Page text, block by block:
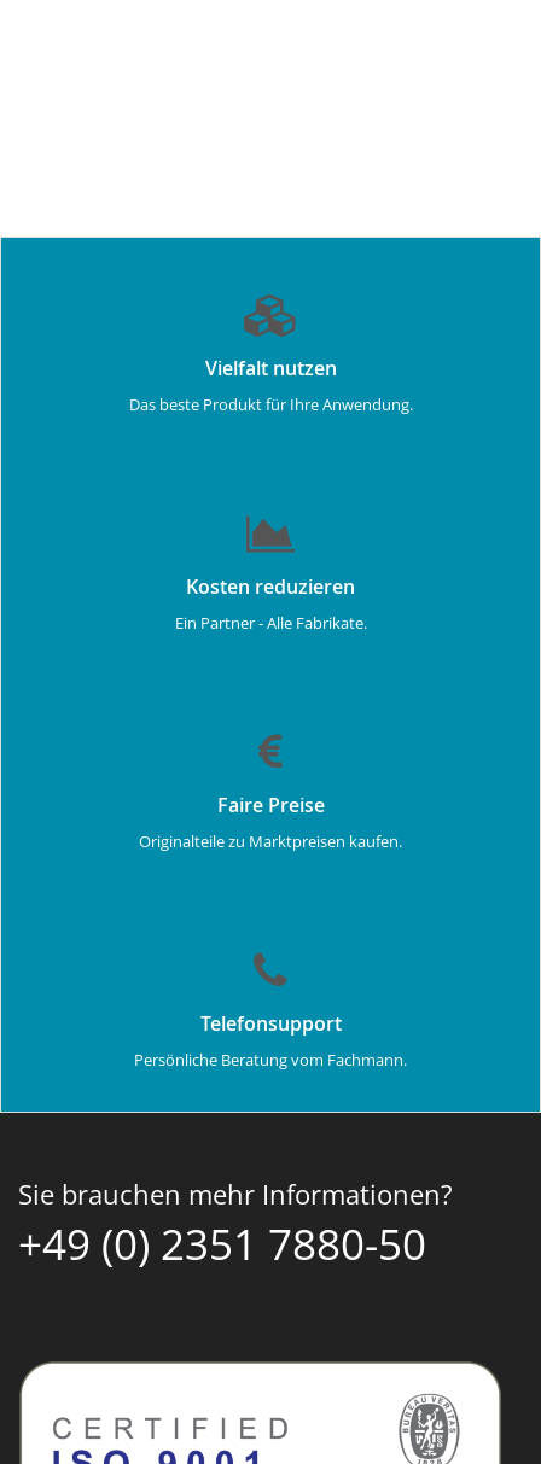
Vielfalt nutzen
Das beste Produkt für Ihre Anwendung.
Kosten reduzieren
Ein Partner - Alle Fabrikate.
Faire Preise
Originalteile zu Marktpreisen kaufen.
Telefonsupport
Persönliche Beratung vom Fachmann.
Sie brauchen mehr Informationen?
+49 (0) 2351 7880-50